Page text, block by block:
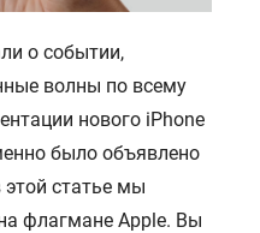
о событии,
волны по всему
нового iPhone
было объявлено
этой статье мы
флагмане Apple. Вы